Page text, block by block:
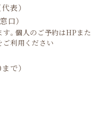
表）
口）
。個人のご予約はHPまた
ご利用ください
で）